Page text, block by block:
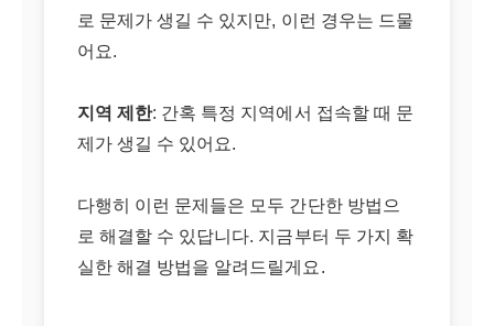
로 문제가 생길 수 있지만, 이런 경우는 드물
어요.
지역 제한: 간혹 특정 지역에서 접속할 때 문
제가 생길 수 있어요.
다행히 이런 문제들은 모두 간단한 방법으
로 해결할 수 있답니다. 지금부터 두 가지 확
실한 해결 방법을 알려드릴게요.